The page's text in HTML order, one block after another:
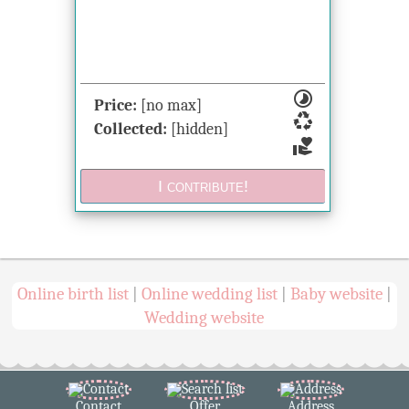
timelapse
recycling
volunteer_activism
Price: [no max]
Collected: [hidden]
Online birth list| Online wedding list| Baby website|
Wedding website